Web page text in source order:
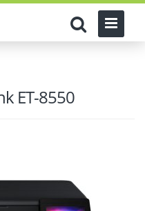
ET-8550